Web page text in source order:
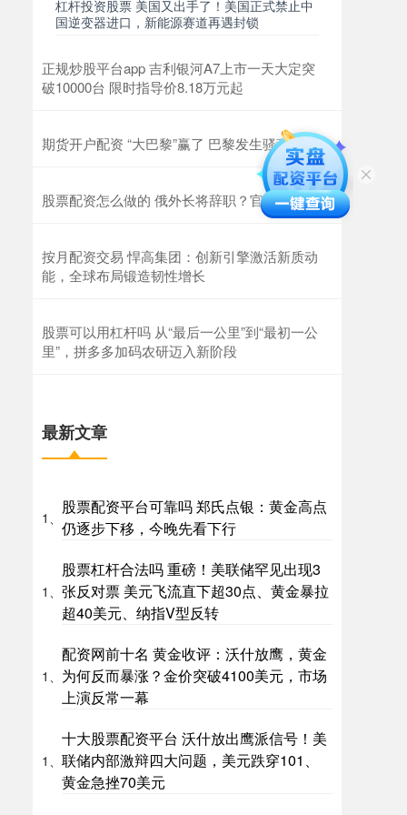
杠杆投资股票 美国又出手了！美国正式禁止中
国逆变器进口，新能源赛道再遇封锁
正规炒股平台app 吉利银河A7上市一天大定突
破10000台 限时指导价8.18万元起
期货开户配资 “大巴黎”赢了 巴黎发生骚乱
股票配资怎么做的 俄外长将辞职？官方回应
按月配资交易 悍高集团：创新引擎激活新质动
能，全球布局锻造韧性增长
股票可以用杠杆吗 从“最后一公里”到“最初一公
里”，拼多多加码农研迈入新阶段
最新文章
1、
股票配资平台可靠吗 郑氏点银：黄金高点
仍逐步下移，今晚先看下行
1、
股票杠杆合法吗 重磅！美联储罕见出现3
张反对票 美元飞流直下超30点、黄金暴拉
超40美元、纳指V型反转
1、
配资网前十名 黄金收评：沃什放鹰，黄金
为何反而暴涨？金价突破4100美元，市场
上演反常一幕
1、
十大股票配资平台 沃什放出鹰派信号！美
联储内部激辩四大问题，美元跌穿101、
黄金急挫70美元